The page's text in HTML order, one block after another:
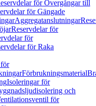
för Övergångar till
för Gängade
Aggregatanslutningar
Reservdelar för
för
för Raka
Förbrukningsmaterial
Isoleringar för
och
för